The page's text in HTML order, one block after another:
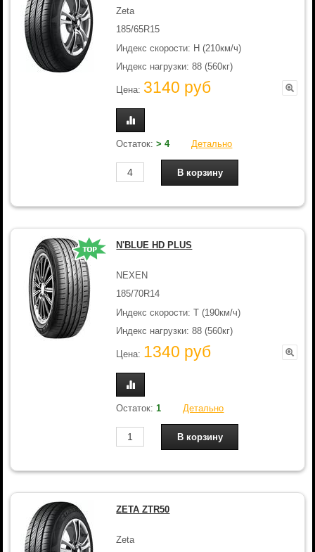
Zeta
185/65R15
Индекс скорости: H (210км/ч)
Индекс нагрузки: 88 (560кг)
Цена: 3140 руб
Остаток:> 4 Детально
N'BLUE HD PLUS
NEXEN
185/70R14
Индекс скорости: T (190км/ч)
Индекс нагрузки: 88 (560кг)
Цена: 1340 руб
Остаток: 1 Детально
ZETA ZTR50
Zeta